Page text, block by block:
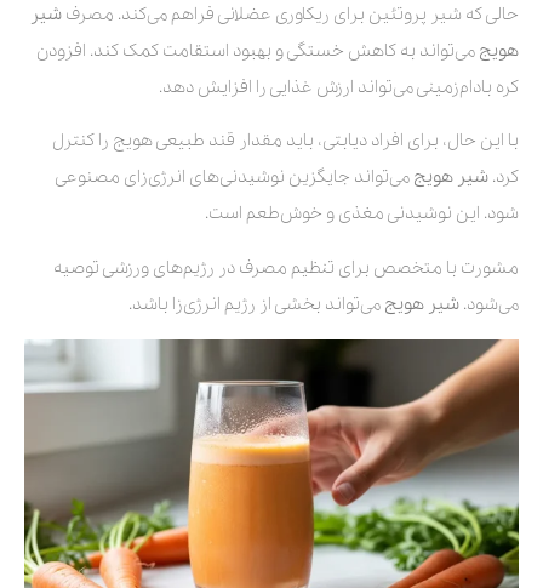
حالی که شیر پروتئین برای ریکاوری عضلانی فراهم می‌کند. مصرف شیر
هویج می‌تواند به کاهش خستگی و بهبود استقامت کمک کند. افزودن
کره بادام‌زمینی می‌تواند ارزش غذایی را افزایش دهد.
با این حال، برای افراد دیابتی، باید مقدار قند طبیعی هویج را کنترل
کرد. شیر هویج می‌تواند جایگزین نوشیدنی‌های انرژی‌زای مصنوعی
شود. این نوشیدنی مغذی و خوش‌طعم است.
مشورت با متخصص برای تنظیم مصرف در رژیم‌های ورزشی توصیه
می‌شود. شیر هویج می‌تواند بخشی از رژیم انرژی‌زا باشد.